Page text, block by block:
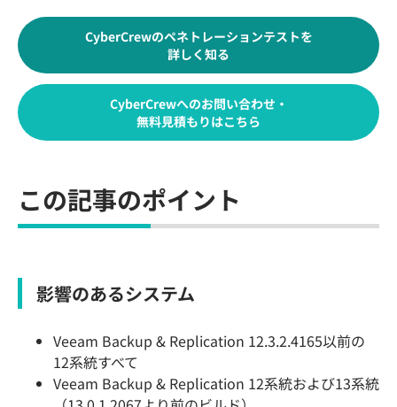
CyberCrewのペネトレーションテストを
詳しく知る
CyberCrewへのお問い合わせ・
無料見積もりはこちら
この記事のポイント
影響のあるシステム
Veeam Backup & Replication 12.3.2.4165以前の
12系統すべて
Veeam Backup & Replication 12系統および13系統